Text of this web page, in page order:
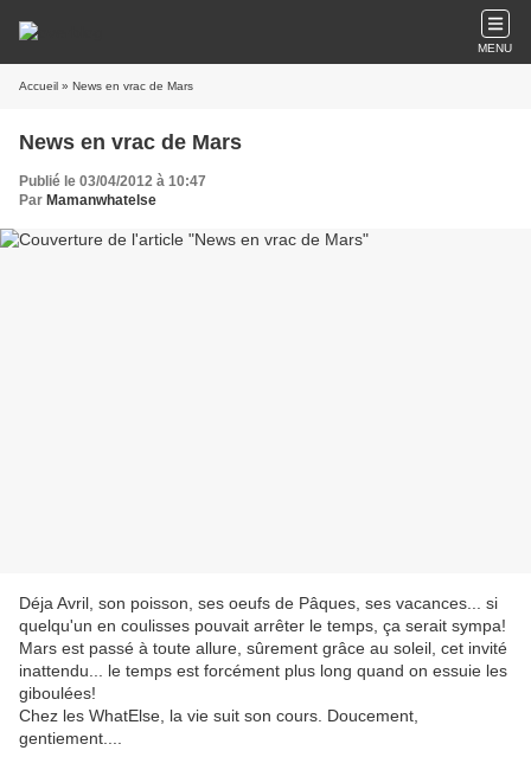
MENU
Accueil » News en vrac de Mars
News en vrac de Mars
Publié le 03/04/2012 à 10:47
Par Mamanwhatelse
Déja Avril, son poisson, ses oeufs de Pâques, ses vacances... si
quelqu'un en coulisses pouvait arrêter le temps, ça serait sympa!
Mars est passé à toute allure, sûrement grâce au soleil, cet invité
inattendu... le temps est forcément plus long quand on essuie les
giboulées!
Chez les WhatElse, la vie suit son cours. Doucement,
gentiement....